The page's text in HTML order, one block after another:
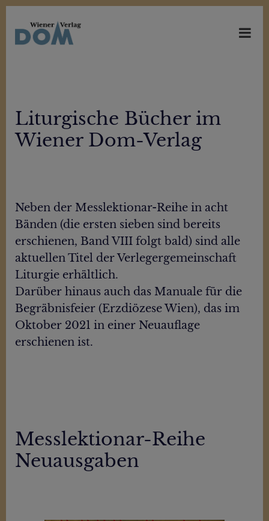
Liturgische Bücher im
Wiener Dom-Verlag
Neben der Messlektionar-Reihe in acht
Bänden (die ersten sieben sind bereits
erschienen, Band VIII folgt bald) sind alle
aktuellen Titel der Verlegergemeinschaft
Liturgie erhältlich.
Darüber hinaus auch das Manuale für die
Begräbnisfeier (Erzdiözese Wien), das im
Oktober 2021 in einer Neuauflage
erschienen ist.
Messlektionar-Reihe
Neuausgaben